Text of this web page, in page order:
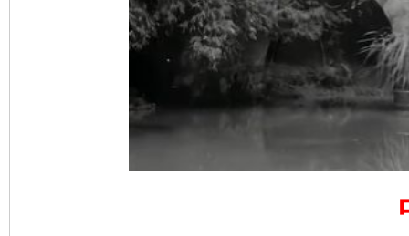
完善运行机制助力责任有效落实 一纸欠